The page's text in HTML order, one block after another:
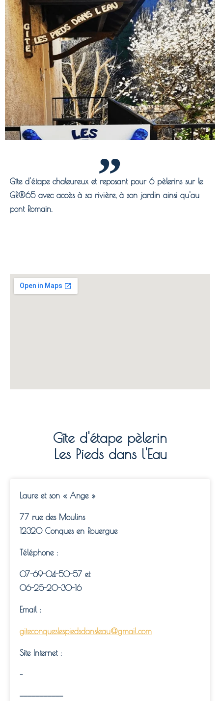
Gîte d'étape chaleureux et reposant pour 6 pèlerins sur le
GR®65 avec accès à sa rivière, à son jardin ainsi qu'au
pont Romain.
Gîte d'étape pèlerin
Les Pieds dans l'Eau
Laure et son « Ange »
77 rue des Moulins
12320 Conques en Rouergue
Téléphone :
07-69-04-50-57 et
06-25-20-30-16
Email :
giteconqueslespiedsdansleau@gmail.com
Site Internet :
–
———————————